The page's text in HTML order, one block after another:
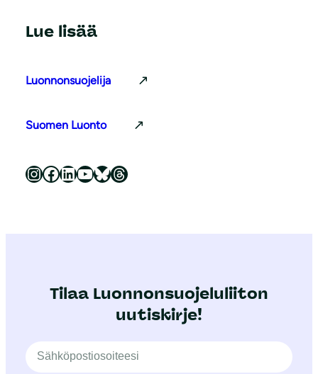
Lue lisää
Luonnonsuojelija
Suomen Luonto
Luonnonsuojeluliitto Instagramissa Luonnonsuojeluliitto Facebookissa Luonnonsuojeluliitto LinkedInissä Luonnonsuojeluliiton YouTube-kanava Luonnonsuojeluliitto Blueskyssa Luonnonsuojeluliitto Threadsissa
Tilaa Luonnonsuojeluliiton
uutiskirje!